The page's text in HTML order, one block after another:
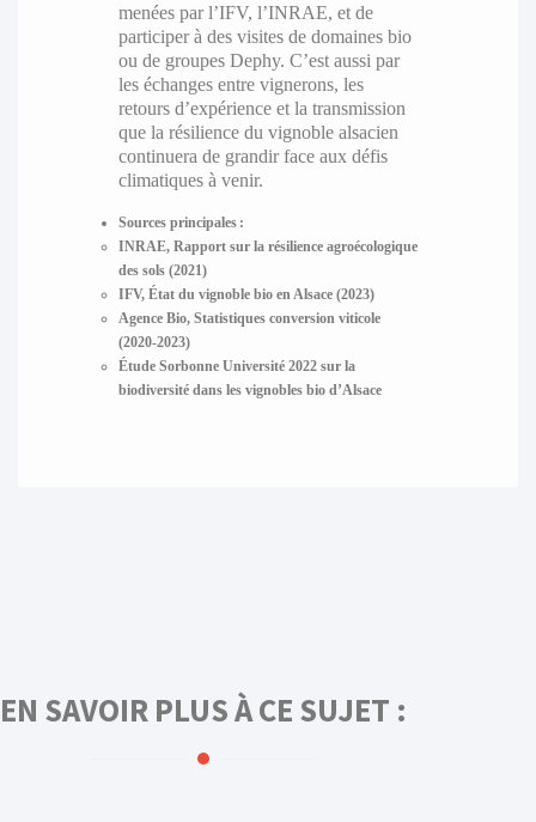
menées par l’IFV, l’INRAE, et de
participer à des visites de domaines bio
ou de groupes Dephy. C’est aussi par
les échanges entre vignerons, les
retours d’expérience et la transmission
que la résilience du vignoble alsacien
continuera de grandir face aux défis
climatiques à venir.
Sources principales :
INRAE, Rapport sur la résilience agroécologique
des sols (2021)
IFV, État du vignoble bio en Alsace (2023)
Agence Bio, Statistiques conversion viticole
(2020-2023)
Étude Sorbonne Université 2022 sur la
biodiversité dans les vignobles bio d’Alsace
EN SAVOIR PLUS À CE SUJET :